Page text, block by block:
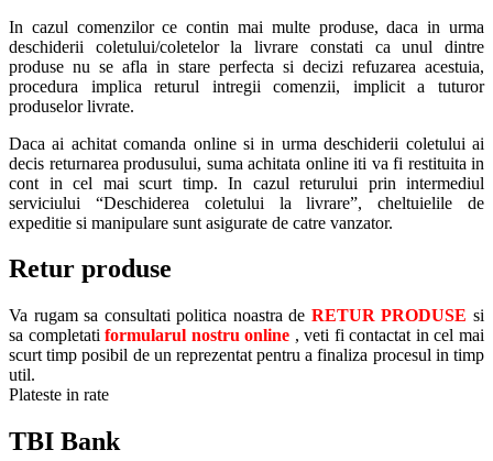
In cazul comenzilor ce contin mai multe produse, daca in urma
deschiderii coletului/coletelor la livrare constati ca unul dintre
produse nu se afla in stare perfecta si decizi refuzarea acestuia,
procedura implica returul intregii comenzii, implicit a tuturor
produselor livrate.
Daca ai achitat comanda online si in urma deschiderii coletului ai
decis returnarea produsului, suma achitata online iti va fi restituita in
cont in cel mai scurt timp. In cazul returului prin intermediul
serviciului “Deschiderea coletului la livrare”, cheltuielile de
expeditie si manipulare sunt asigurate de catre vanzator.
Retur produse
Va rugam sa consultati politica noastra de RETUR PRODUSE si
sa completatiformularul nostru online , veti fi contactat in cel mai
scurt timp posibil de un reprezentat pentru a finaliza procesul in timp
util.
Plateste in rate
TBI Bank